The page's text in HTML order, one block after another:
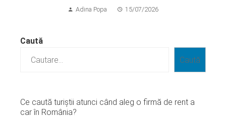
Adina Popa 15/07/2026
Caută
Caută
Ce caută turiștii atunci când aleg o firmă de rent a
car în România?